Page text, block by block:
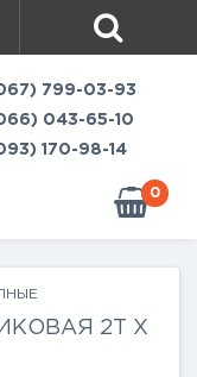
799-03-93
043-65-10
170-98-14
0
2Т Х